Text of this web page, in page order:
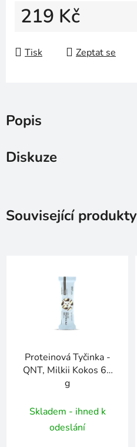
219 Kč
Tisk
Zeptat se
Popis
Diskuze
Související produkty
Proteinová Tyčinka -
QNT, Milkii Kokos 60
g
Skladem - ihned k
odeslání